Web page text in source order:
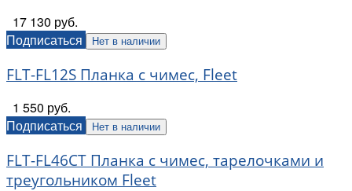
17 130 руб.
Подписаться
Нет в наличии
FLT-FL12S Планка с чимес, Fleet
1 550 руб.
Подписаться
Нет в наличии
FLT-FL46CT Планка с чимес, тарелочками и
треугольником Fleet